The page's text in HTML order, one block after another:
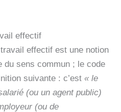
effectif
effectif est une notion
du sens commun ; le code
suivante : c’est « le
(ou un agent public)
(ou de